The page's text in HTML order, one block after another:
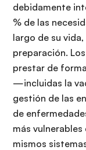
debidamente
% de las
largo de su
preparación.
prestar de
—incluidas la
gestión de las
de
más
mismos